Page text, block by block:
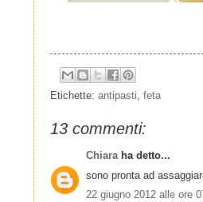
Etichette: antipasti, feta
13 commenti:
Chiara ha detto...
sono pronta ad
22 giugno 2012 alle ore